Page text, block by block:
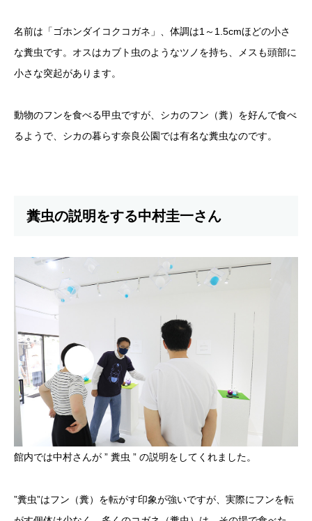
名前は「ゴホンダイコクコガネ」、体調は1～1.5cmほどの小さ
な糞虫です。オスはカブト虫のようなツノを持ち、メスも頭部に
小さな突起があります。
動物のフンを食べる甲虫ですが、シカのフン（糞）を好んで食べ
るようで、シカの暮らす奈良公園では有名な糞虫なのです。
糞虫の説明をする中村圭一さん
館内では中村さんが ” 糞虫 ” の説明をしてくれました。
”糞虫”はフン（糞）を転がす印象が強いですが、実際にフンを転